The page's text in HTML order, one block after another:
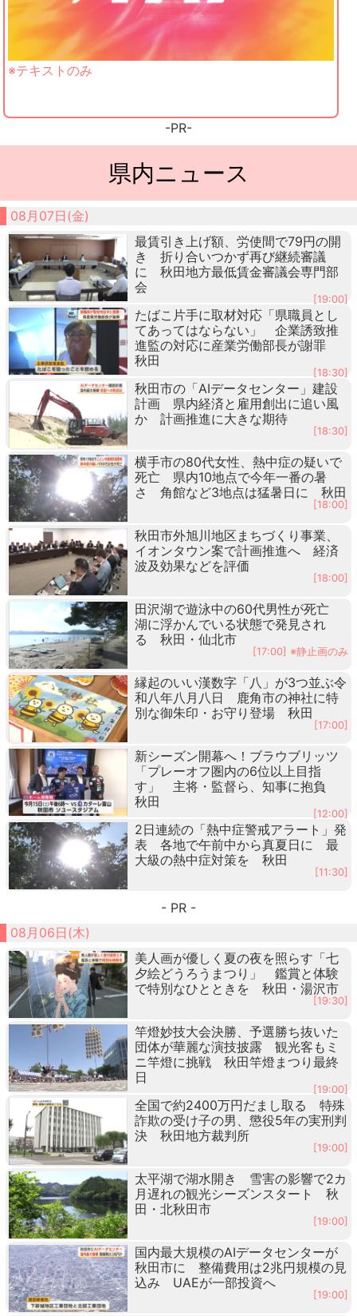
※テキストのみ
-PR-
県内ニュース
08月07日(金)
最賃引き上げ額、労使間で79円の開
き 折り合いつかず再び継続審議
に 秋田地方最低賃金審議会専門部
会
[19:00]
たばこ片手に取材対応「県職員とし
てあってはならない」 企業誘致推
進監の対応に産業労働部長が謝罪
秋田
[18:30]
秋田市の「AIデータセンター」建設
計画 県内経済と雇用創出に追い風
か 計画推進に大きな期待
[18:30]
横手市の80代女性、熱中症の疑いで
死亡 県内10地点で今年一番の暑
さ 角館など3地点は猛暑日に 秋田
[18:00]
秋田市外旭川地区まちづくり事業、
イオンタウン案で計画推進へ 経済
波及効果などを評価
[18:00]
田沢湖で遊泳中の60代男性が死亡
湖に浮かんでいる状態で発見され
る 秋田・仙北市
[17:00] ※静止画のみ
縁起のいい漢数字「八」が3つ並ぶ令
和八年八月八日 鹿角市の神社に特
別な御朱印・お守り登場 秋田
[17:00]
新シーズン開幕へ！ブラウブリッツ
「プレーオフ圏内の6位以上目指
す」 主将・監督ら、知事に抱負
秋田
[12:00]
2日連続の「熱中症警戒アラート」発
表 各地で午前中から真夏日に 最
大級の熱中症対策を 秋田
[11:30]
- PR -
08月06日(木)
美人画が優しく夏の夜を照らす「七
夕絵どうろうまつり」 鑑賞と体験
で特別なひとときを 秋田・湯沢市
[19:30]
竿燈妙技大会決勝、予選勝ち抜いた
団体が華麗な演技披露 観光客もミ
ニ竿燈に挑戦 秋田竿燈まつり最終
日
[19:00]
全国で約2400万円だまし取る 特殊
詐欺の受け子の男、懲役5年の実刑判
決 秋田地方裁判所
[19:00]
太平湖で湖水開き 雪害の影響で2カ
月遅れの観光シーズンスタート 秋
田・北秋田市
[19:00]
国内最大規模のAIデータセンターが
秋田市に 整備費用は2兆円規模の見
込み UAEが一部投資へ
[19:00]